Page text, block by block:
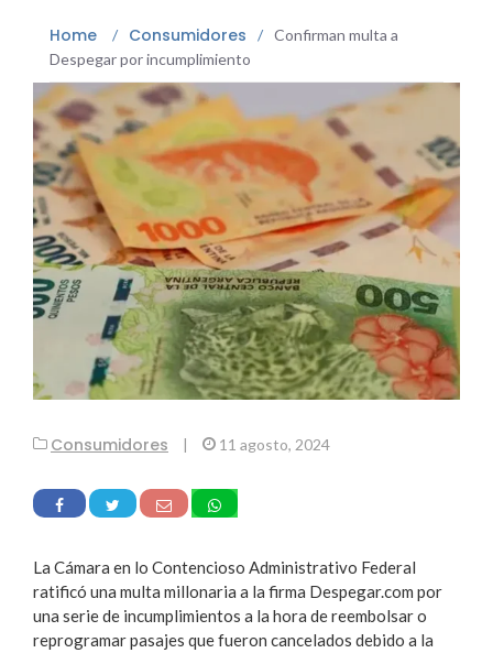
Home / Consumidores / Confirman multa a
Despegar por incumplimiento
Consumidores | 11 agosto, 2024
La Cámara en lo Contencioso Administrativo Federal
ratificó una multa millonaria a la firma Despegar.com por
una serie de incumplimientos a la hora de reembolsar o
reprogramar pasajes que fueron cancelados debido a la